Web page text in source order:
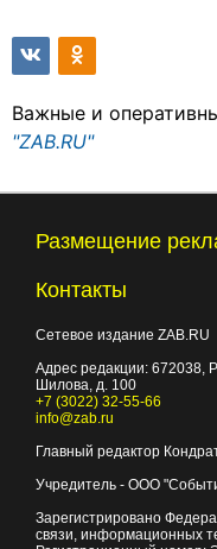
Важные и
"ZAB.RU"
Размещение
Контакты
Сетевое издание ZAB.RU
Адрес редакции: 672038 ,
Шилова, д. 100
+7 (3022) 32-55-66
info@zab.ru
Главный редактор
Учредитель - ООО
Зарегистрировано
связи, информационных